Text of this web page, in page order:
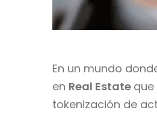
En un mundo
en Real Estate
tokenización de